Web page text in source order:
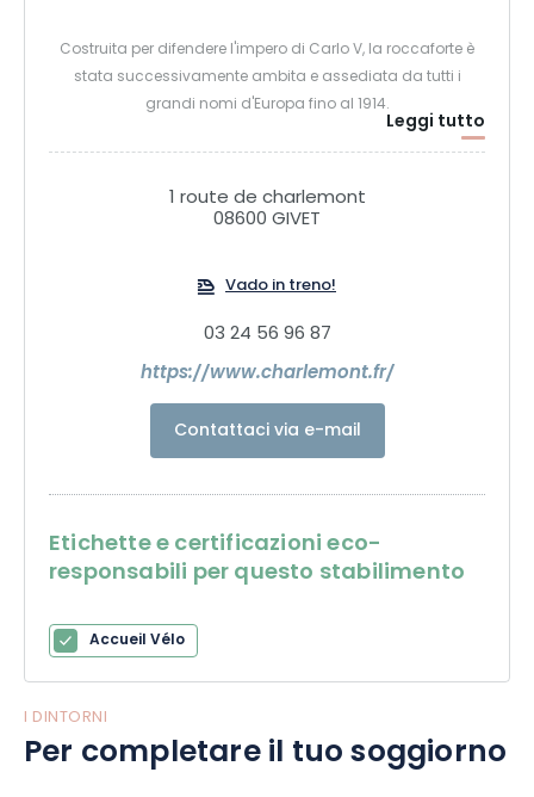
Costruita per difendere l'impero di Carlo V, la roccaforte è
stata successivamente ambita e assediata da tutti i
grandi nomi d'Europa fino al 1914.
patrimonio naturale e storico di Charlemont.
Leggi tutto
1 route de charlemont
08600 GIVET
Vado in treno!
03 24 56 96 87
https://www.charlemont.fr/
Contattaci via e-mail
Etichette e certificazioni eco-
responsabili per questo stabilimento
Accueil Vélo
I DINTORNI
Per completare il tuo soggiorno